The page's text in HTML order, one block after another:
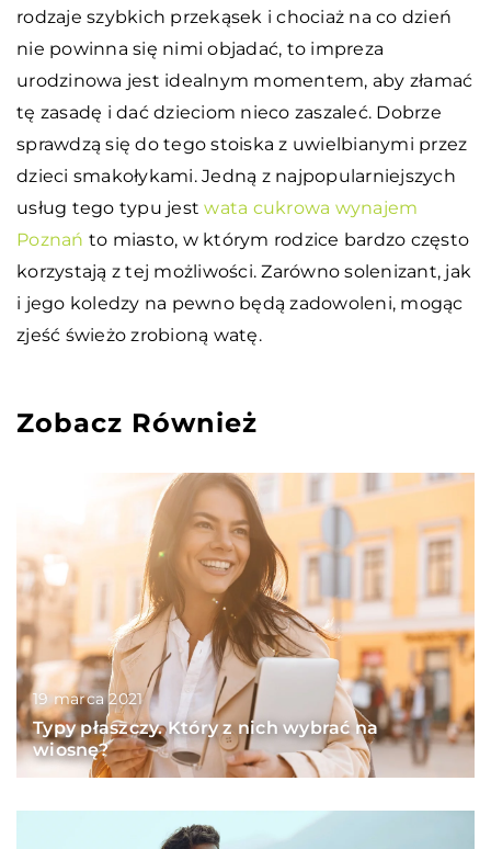
rodzaje szybkich przekąsek i chociaż na co dzień
nie powinna się nimi objadać, to impreza
urodzinowa jest idealnym momentem, aby złamać
tę zasadę i dać dzieciom nieco zaszaleć. Dobrze
sprawdzą się do tego stoiska z uwielbianymi przez
dzieci smakołykami. Jedną z najpopularniejszych
usług tego typu jestwata cukrowa wynajem
Poznań to miasto, w którym rodzice bardzo często
korzystają z tej możliwości. Zarówno solenizant, jak
i jego koledzy na pewno będą zadowoleni, mogąc
zjeść świeżo zrobioną watę.
Zobacz Również
19 marca 2021
Typy płaszczy. Który z nich wybrać na
wiosnę?